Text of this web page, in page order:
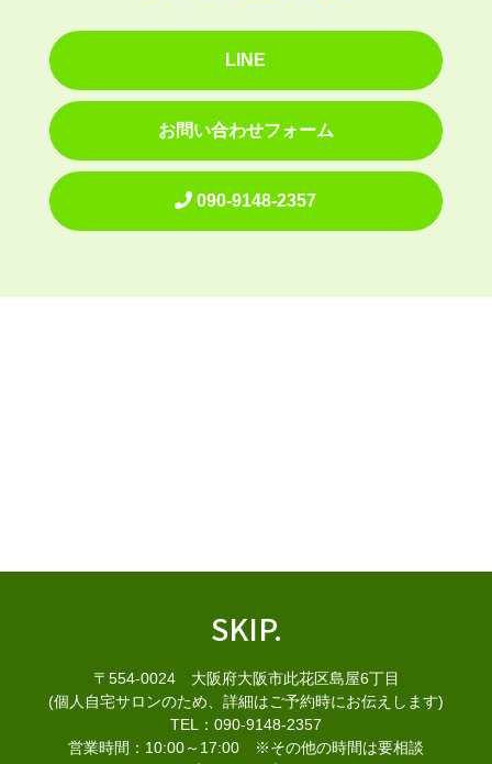
LINE
お問い合わせフォーム
090-9148-2357
SKIP.
〒554-0024 大阪府大阪市此花区島屋6丁目
(個人自宅サロンのため、詳細はご予約時にお伝えします)
TEL：090-9148-2357
営業時間：10:00～17:00 ※その他の時間は要相談